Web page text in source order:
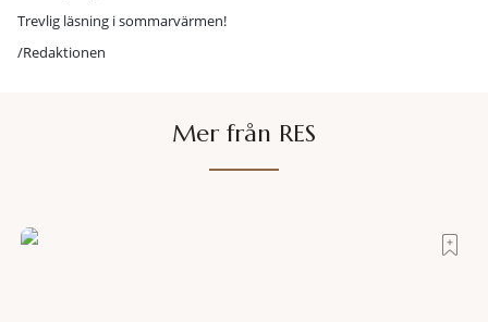
Trevlig läsning i sommarvärmen!
/Redaktionen
Mer från RES